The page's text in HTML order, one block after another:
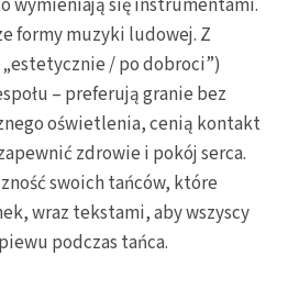
wymieniają się instrumentami.
formy muzyki ludowej. Z
/ po dobroci”)
– preferują granie bez
oświetlenia, cenią kontakt
zdrowie i pokój serca.
swoich tańców, które
wraz tekstami, aby wszyscy
podczas tańca.